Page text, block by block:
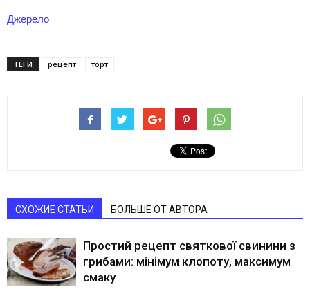
Джерело
ТЕГИ рецепт торт
СХОЖИЕ СТАТЬИ БОЛЬШЕ ОТ АВТОРА
Простий рецепт святкової свинини з
грибами: мінімум клопоту, максимум
смаку